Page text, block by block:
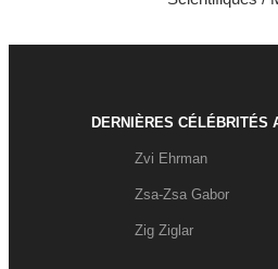
DERNIÈRES CÉLÉBRITÉS
Zvi Ehrman
Zsa-Zsa Gabor
Zig Ziglar